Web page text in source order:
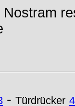
Nostram
- Türdrücker